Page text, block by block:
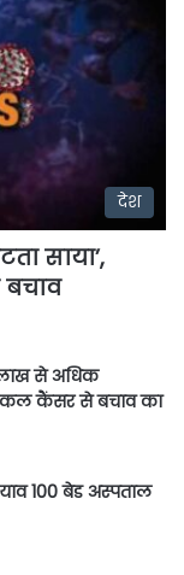
देश
साया’,
से अधिक
कैंसर से बचाव का
100 बेड अस्पताल